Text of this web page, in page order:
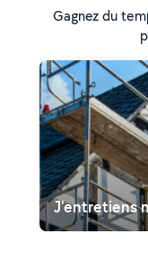
Gagnez du
J'entretiens